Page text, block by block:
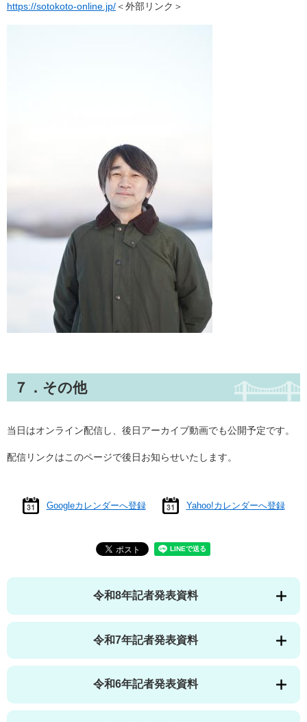
https://sotokoto-online.jp/＜外部リンク＞
７．その他
当日はオンライン配信し、後日アーカイブ動画でも公開予定です。​
配信リンクはこのページで後日お知らせいたします。
Googleカレンダーへ登録 Yahoo!カレンダーへ登録
令和8年記者発表資料
令和7年記者発表資料
令和6年記者発表資料